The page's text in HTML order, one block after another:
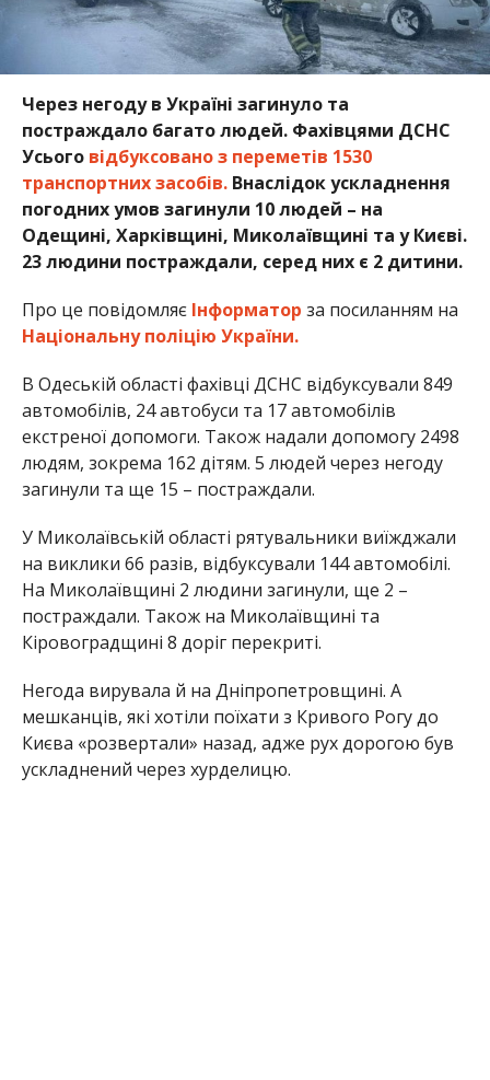
Через негоду в Україні загинуло та
постраждало багато людей. Фахівцями ДСНС
Усьоговідбуксовано з переметів 1530
транспортних засобів.Внаслідок ускладнення
погодних умов загинули 10 людей – на
Одещині, Харківщині, Миколаївщині та у Києві.
23 людини постраждали, серед них є 2 дитини.
Про це повідомляє Інформатор за посиланням на
Національну поліцію України.
В Одеській області фахівці ДСНС відбуксували 849
автомобілів, 24 автобуси та 17 автомобілів
екстреної допомоги. Також надали допомогу 2498
людям, зокрема 162 дітям. 5 людей через негоду
загинули та ще 15 – постраждали.
У Миколаївській області рятувальники виїжджали
на виклики 66 разів, відбуксували 144 автомобілі.
На Миколаївщині 2 людини загинули, ще 2 –
постраждали. Також на Миколаївщині та
Кіровоградщині 8 доріг перекриті.
Негода вирувала й на Дніпропетровщині. А
мешканців, які хотіли поїхати з Кривого Рогу до
Києва «розвертали» назад, адже рух дорогою був
ускладнений через хурделицю.